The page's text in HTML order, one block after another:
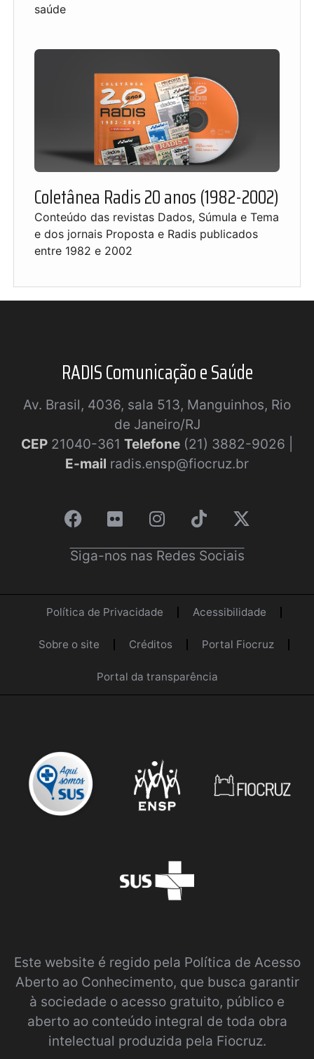
saúde
Coletânea Radis 20 anos (1982-2002)
Conteúdo das revistas Dados, Súmula e Tema
e dos jornais Proposta e Radis publicados
entre 1982 e 2002
RADIS Comunicação e Saúde
Av. Brasil, 4036, sala 513, Manguinhos, Rio
de Janeiro/RJ
CEP 21040-361 Telefone (21) 3882-9026 |
E-mail radis.ensp@fiocruz.br
Siga-nos nas Redes Sociais
Política de Privacidade Acessibilidade
Sobre o site Créditos Portal Fiocruz
Portal da transparência
Este website é regido pela Política de Acesso
Aberto ao Conhecimento, que busca garantir
à sociedade o acesso gratuito, público e
aberto ao conteúdo integral de toda obra
intelectual produzida pela Fiocruz.